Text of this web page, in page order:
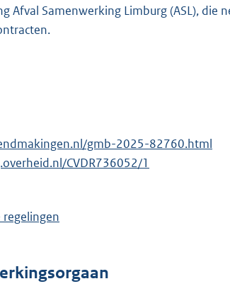
Afval Samenwerking Limburg (ASL), die
gmb-2025-82760.html
CVDR736052/1